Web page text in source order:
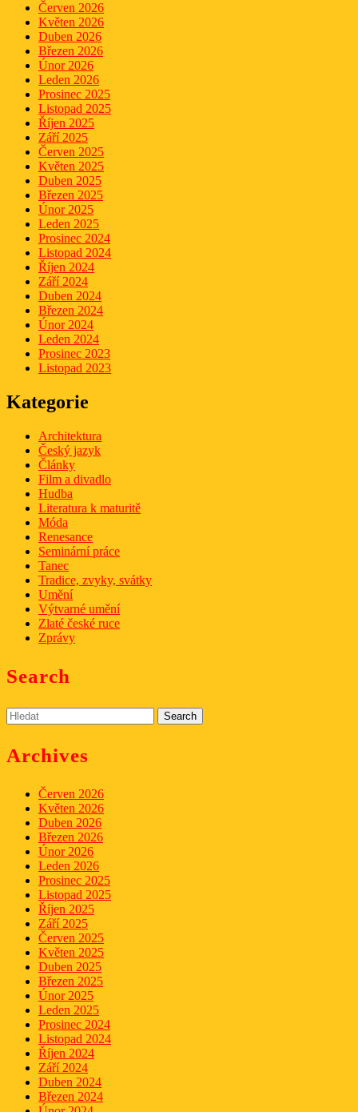
Červen 2026
Květen 2026
Duben 2026
Březen 2026
Únor 2026
Leden 2026
Prosinec 2025
Listopad 2025
Říjen 2025
Září 2025
Červen 2025
Květen 2025
Duben 2025
Březen 2025
Únor 2025
Leden 2025
Prosinec 2024
Listopad 2024
Říjen 2024
Září 2024
Duben 2024
Březen 2024
Únor 2024
Leden 2024
Prosinec 2023
Listopad 2023
Kategorie
Architektura
Český jazyk
Články
Film a divadlo
Hudba
Literatura k maturitě
Móda
Renesance
Seminární práce
Tanec
Tradice, zvyky, svátky
Umění
Výtvarné umění
Zlaté české ruce
Zprávy
Search
Search
for:
Archives
Červen 2026
Květen 2026
Duben 2026
Březen 2026
Únor 2026
Leden 2026
Prosinec 2025
Listopad 2025
Říjen 2025
Září 2025
Červen 2025
Květen 2025
Duben 2025
Březen 2025
Únor 2025
Leden 2025
Prosinec 2024
Listopad 2024
Říjen 2024
Září 2024
Duben 2024
Březen 2024